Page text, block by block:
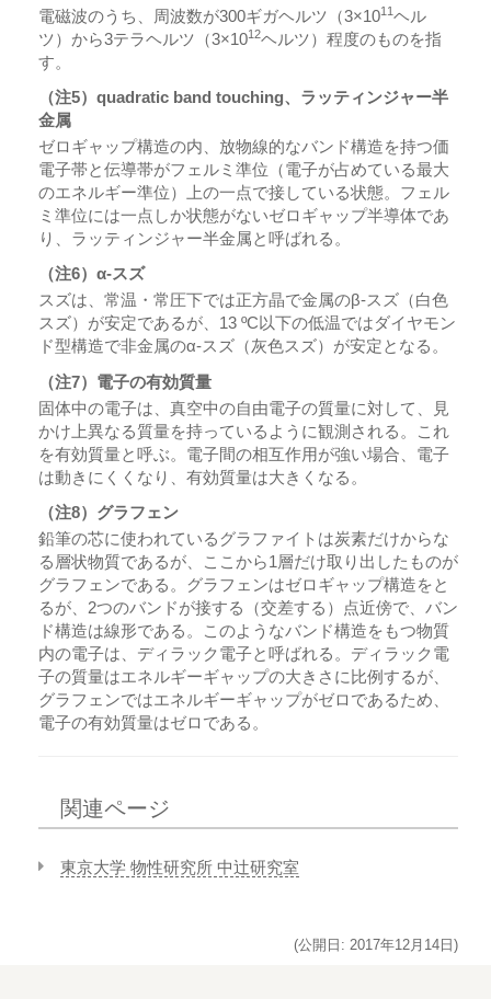
電磁波のうち、周波数が300ギガヘルツ（3×1011 ヘル
ツ）から3テラヘルツ（3×1012ヘルツ）程度のものを指
す。
（注5）quadratic band touching、ラッティンジャー半
金属
ゼロギャップ構造の内、放物線的なバンド構造を持つ価
電子帯と伝導帯がフェルミ準位（電子が占めている最大
のエネルギー準位）上の一点で接している状態。フェル
ミ準位には一点しか状態がないゼロギャップ半導体であ
り、ラッティンジャー半金属と呼ばれる。
（注6）α-スズ
スズは、常温・常圧下では正方晶で金属のβ-スズ（白色
スズ）が安定であるが、13 ºC以下の低温ではダイヤモン
ド型構造で非金属のα-スズ（灰色スズ）が安定となる。
（注7）電子の有効質量
固体中の電子は、真空中の自由電子の質量に対して、見
かけ上異なる質量を持っているように観測される。これ
を有効質量と呼ぶ。電子間の相互作用が強い場合、電子
は動きにくくなり、有効質量は大きくなる。
（注8）グラフェン
鉛筆の芯に使われているグラファイトは炭素だけからな
る層状物質であるが、ここから1層だけ取り出したものが
グラフェンである。グラフェンはゼロギャップ構造をと
るが、2つのバンドが接する（交差する）点近傍で、バン
ド構造は線形である。このようなバンド構造をもつ物質
内の電子は、ディラック電子と呼ばれる。ディラック電
子の質量はエネルギーギャップの大きさに比例するが、
グラフェンではエネルギーギャップがゼロであるため、
電子の有効質量はゼロである。
関連ページ
東京大学 物性研究所 中辻研究室
(公開日: 2017年12月14日)